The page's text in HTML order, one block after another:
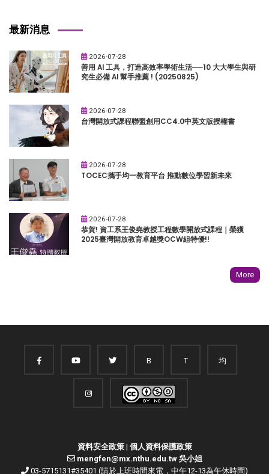
最新消息
2026-07-28
善用 AI 工具，打造高效率學術生活──10 大大學生與研
究生必備 AI 幫手推薦 ! (20250825)
2026-07-28
台灣開放式課程聯盟創用CC4.0中英文版授權書
2026-07-28
TOCEC攜手均一教育平台 推動數位學習新未來
2026-07-28
恭賀! 資工系王俊堯教授工程數學開放式課程｜榮獲
2025臺灣開放教育卓越獎OCW組特優!!
More
B T 均
資料安全政策| 個人資料保護政策
mengfen@mx.nthu.edu.tw 吳小姐
03-5715131#35401 (請於上班時間來電，中午12-13為午休時間)